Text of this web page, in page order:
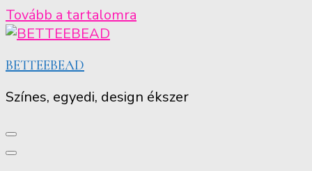
Tovább a tartalomra
BETTEEBEAD
Színes, egyedi, design ékszer